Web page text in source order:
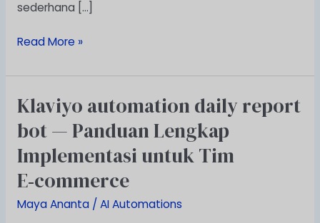
sederhana […]
Read More »
Klaviyo automation daily report
bot — Panduan Lengkap
Implementasi untuk Tim
E‑commerce
Maya Ananta / AI Automations
Klaviyo
automation
daily
report
—
Panduan